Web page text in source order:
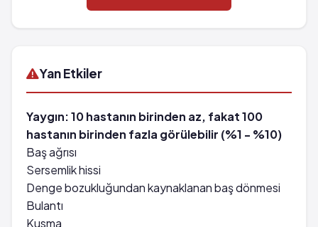
Yan Etkiler
Yaygın: 10 hastanın birinden az, fakat 100
hastanın birinden fazla görülebilir (%1 - %10)
Baş ağrısı
Sersemlik hissi
Denge bozukluğundan kaynaklanan baş dönmesi
Bulantı
Kusma